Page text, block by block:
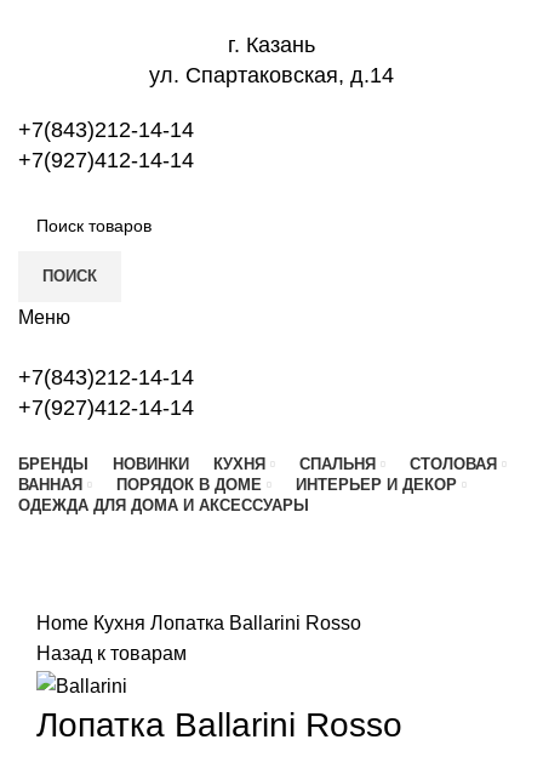
г. Казань
ул. Спартаковская, д.14
+7(843)212-14-14
+7(927)412-14-14
ПОИСК
Меню
+7(843)212-14-14
+7(927)412-14-14
БРЕНДЫ НОВИНКИ КУХНЯ СПАЛЬНЯ
СТОЛОВАЯ
ВАННАЯ
ПОРЯДОК В ДОМЕ
ИНТЕРЬЕР И ДЕКОР
ОДЕЖДА ДЛЯ ДОМА И АКСЕССУАРЫ
Home Кухня Лопатка Ballarini Rosso
Назад к товарам
Лопатка Ballarini Rosso